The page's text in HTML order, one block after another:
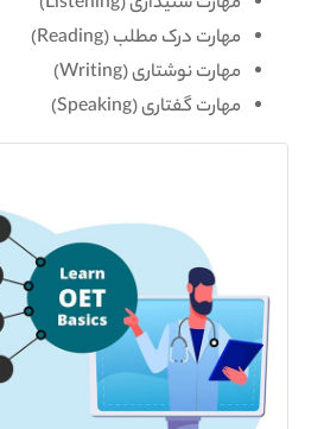
مهارت درک مطلب (Reading)
مهارت نوشتاری (Writing)
مهارت گفتاری (Speaking)